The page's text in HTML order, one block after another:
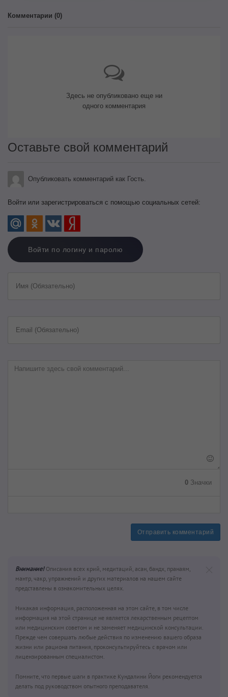
Комментарии (0)
Здесь не опубликовано еще ни
одного комментария
Оставьте свой комментарий
Опубликовать комментарий как Гость.
Войти или зарегистрироваться с помощью социальных сетей:
Войти по логину и паролю
Имя (Обязательно)
Email (Обязательно)
0 Значки
Отправить комментарий
Внимание!Описания всех крий, медитаций, асан, бандх, пранаям,
мантр, чакр, упражнений и других материалов на нашем сайте
представлены в ознакомительных целях.
Никакая информация, расположенная на этом сайте, в том числе
информация на этой странице не является лекарственным рецептом
или медицинским советом и не заменяет медицинской консультации.
Прежде чем совершать любые действия по изменению вашего образа
жизни или рациона питания, проконсультируйтесь с врачом или
лицензированным специалистом.
Помните, что первые шаги в практике Кундалини Йоги рекомендуется
делать под руководством опытного преподавателя.